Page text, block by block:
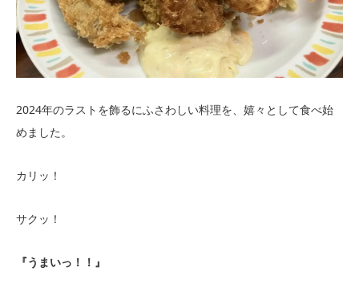
2024年のラストを飾るにふさわしい料理を、嬉々として食べ始
めました。
カリッ！
サクッ！
『うまいっ！！』